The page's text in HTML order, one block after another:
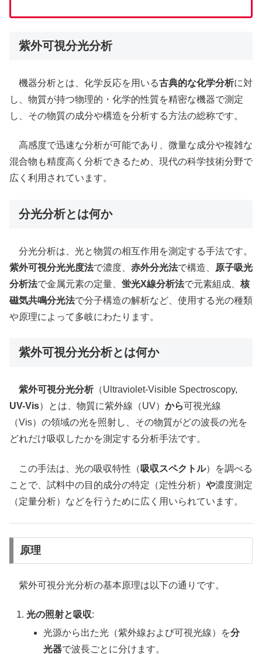
紫外可視分光分析
機器分析とは、化学反応を用いる古典的な化学分析に対
し、物質が持つ物理的・化学的性質を精密な機器で測定
し、その物質の成分や構造を分析する方法の総称です。
高感度で迅速な分析が可能であり、微量な成分や複雑な
混合物も精度高く分析できるため、現代の科学技術分野で
広く利用されています。
分光分析とは何か
分光分析は、光と物質の相互作用を測定する手法です。
紫外可視分光光度法で濃度、 赤外分光法で構造、
原子吸光
分析法で金属元素の定量、 蛍光X線分析法で元素組成、 核
磁気共鳴分光法で分子構造の解析など、使用する光の種類
や原理によって多岐にわたります。
紫外可視分光分析とは何か
紫外可視分光分析（Ultraviolet-Visible Spectroscopy,
UV-Vis）とは、物質に紫外線（UV） から可視光線
（Vis）の領域の光を照射し、その物質がどの波長の光を
どれだけ吸収したかを測定する分析手法です。
この手法は、光の吸収特性（ 吸収スペクトル）を調べる
ことで、試料中の目的成分の特定（定性分析） や濃度測定
（定量分析）などを行うために広く用いられています。
原理
紫外可視分光分析の基本原理は以下の通りです。
光の照射と吸収:
光源から出た光（紫外線および可視光線）を分
光器で波長ごとに分けます。